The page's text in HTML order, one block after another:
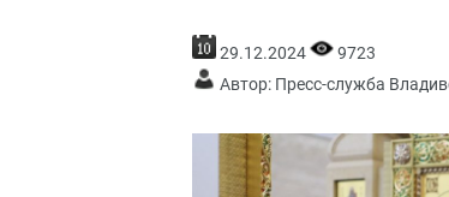
29.12.2024
9723
Автор: Пресс-служба